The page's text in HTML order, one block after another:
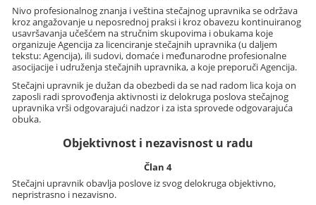
Nivo profesionalnog znanja i veština stečajnog upravnika se održava
kroz angažovanje u neposrednoj praksi i kroz obavezu kontinuiranog
usavršavanja učešćem na stručnim skupovima i obukama koje
organizuje Agencija za licenciranje stečajnih upravnika (u daljem
tekstu: Agencija), ili sudovi, domaće i međunarodne profesionalne
asocijacije i udruženja stečajnih upravnika, a koje preporuči Agencija.
Stečajni upravnik je dužan da obezbedi da se nad radom lica koja on
zaposli radi sprovođenja aktivnosti iz delokruga poslova stečajnog
upravnika vrši odgovarajući nadzor i za ista sprovede odgovarajuća
obuka.
Objektivnost i nezavisnost u radu
Član 4
Stečajni upravnik obavlja poslove iz svog delokruga objektivno,
nepristrasno i nezavisno.